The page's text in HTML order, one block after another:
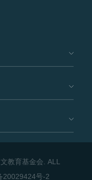
教育基金会. ALL
20029424号-2